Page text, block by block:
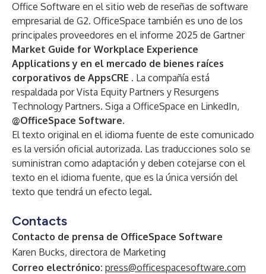
Office Software en el sitio web de reseñas de software
empresarial de G2. OfficeSpace también es uno de los
principales proveedores en el informe 2025 de Gartner
Market Guide for Workplace Experience
Applications y en el mercado de bienes raíces
corporativos de AppsCRE . La compañía está
respaldada porVista Equity Partners y Resurgens
Technology Partners. Siga a OfficeSpace en LinkedIn,
@OfficeSpace Software.
El texto original en el idioma fuente de este comunicado
es la versión oficial autorizada. Las traducciones solo se
suministran como adaptación y deben cotejarse con el
texto en el idioma fuente, que es la única versión del
texto que tendrá un efecto legal.
Contacts
Contacto de prensa de OfficeSpace Software
Karen Bucks, directora de Marketing
Correo electrónico: press@officespacesoftware.com